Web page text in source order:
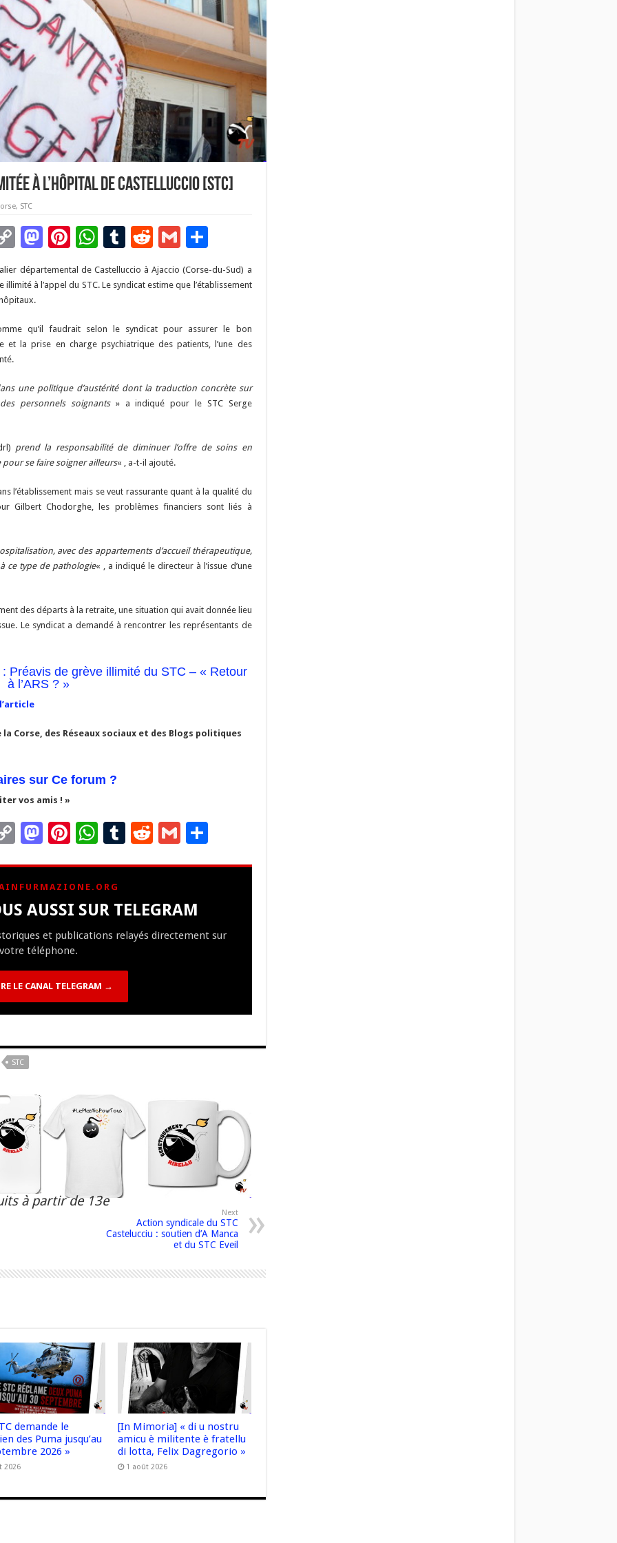
à l’hôpital de Castelluccio [STC]
, STC
C
o
p
y
Li
n
M
to
o
n
Pi
nt
er
t
W
at
p
p
T
u
m
r
R
e
d
t
G
ai
P
ar
ta
er
départemental de Castelluccio à Ajaccio (Corse-du-Sud) a
à l’appel du STC. Le syndicat estime que l’établissement
qu’il faudrait selon le syndicat pour assurer le bon
et la prise en charge psychiatrique des patients, l’une des
une politique d’austérité dont la traduction concrète sur
personnels soignants» a indiqué pour le STC Serge
prend la responsabilité de diminuer l’offre de soins en
se faire soigner ailleurs« , a-t-il ajouté.
l’établissement mais se veut rassurante quant à la qualité du
Gilbert Chodorghe, les problèmes financiers sont liés à
avec des appartements d’accueil thérapeutique,
ce type de pathologie« , a indiqué le directeur à l’issue d’une
des départs à la retraite, une situation qui avait donnée lieu
Le syndicat a demandé à rencontrer les représentants de
Préavis de grève illimité du STC – « Retour
à l’ARS ? »
Corse, des Réseaux sociaux et des Blogs politiques
sur Ce forum ?
vos amis ! »
C
p
y
Li
n
k
M
to
d
o
n
Pi
er
es
t
W
at
sA
p
p
T
bl
r
R
di
t
G
l
P
AUSSI SUR TELEGRAM
et publications relayés directement sur
votre téléphone.
LE CANAL TELEGRAM →
STC
à partir de 13e
Next
Action syndicale du STC
Castelucciu : soutien d’A Manca
et du STC Eveil
demande le
des Puma jusqu’au
2026 »
2026
[In Mimoria] « di u nostru
amicu è militente è fratellu
di lotta, Felix Dagregorio »
1 août 2026